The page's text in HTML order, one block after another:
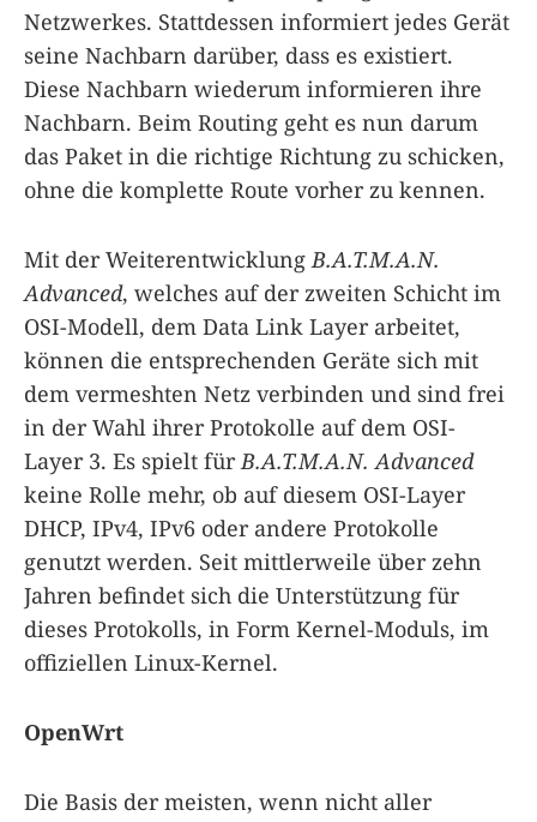
Netzwerkes. Stattdessen informiert jedes Gerät
seine Nachbarn darüber, dass es existiert.
Diese Nachbarn wiederum informieren ihre
Nachbarn. Beim Routing geht es nun darum
das Paket in die richtige Richtung zu schicken,
ohne die komplette Route vorher zu kennen.
Mit der WeiterentwicklungB.A.T.M.A.N.
Advanced, welches auf der zweiten Schicht im
OSI-Modell, dem Data Link Layer arbeitet,
können die entsprechenden Geräte sich mit
dem vermeshten Netz verbinden und sind frei
in der Wahl ihrer Protokolle auf dem OSI-
Layer 3. Es spielt fürB.A.T.M.A.N. Advanced
keine Rolle mehr, ob auf diesem OSI-Layer
DHCP, IPv4, IPv6 oder andere Protokolle
genutzt werden. Seit mittlerweile über zehn
Jahren befindet sich die Unterstützung für
dieses Protokolls, in Form Kernel-Moduls, im
offiziellen Linux-Kernel.
OpenWrt
Die Basis der meisten, wenn nicht aller